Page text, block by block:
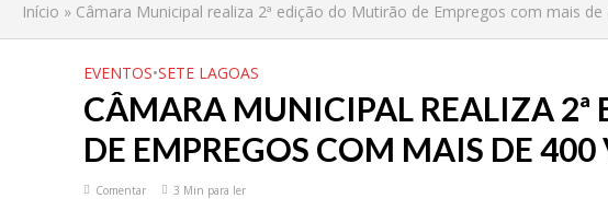
Início » Câmara Municipal realiza 2ª edição do Mutirão de Empregos com mais
EVENTOS•SETE LAGOAS
CÂMARA MUNICIPAL REALIZA
DE EMPREGOS COM MAIS DE 400
Comentar 3 Min para ler